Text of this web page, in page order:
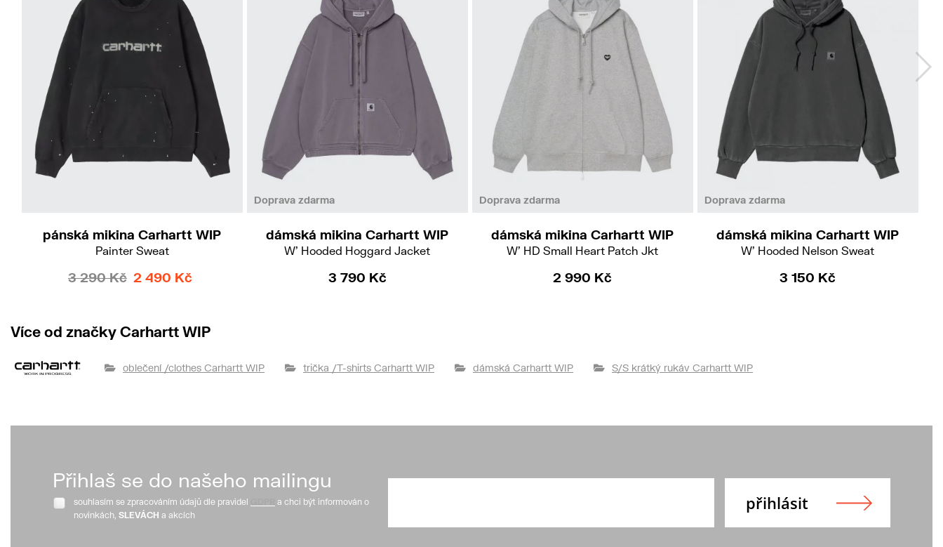
pánská mikina Carhartt WIP
Painter Sweat
3 290 Kč 2 490 Kč
Doprava zdarma
dámská mikina Carhartt WIP
W' Hooded Hoggard Jacket
3 790 Kč
Doprava zdarmaXS
dámská mikina Carhartt WIP
W' HD Small Heart Patch Jkt
2 990 Kč
Doprava zdarmaXS
dámská mikina Carhartt WIP
W' Hooded Nelson Sweat
3 150 Kč
Více od značky Carhartt WIP
oblečení /clothes Carhartt WIP trička /T-shirts Carhartt WIP dámská Carhartt WIP S/S krátký rukáv Carhartt WIP
Přihlaš se do našeho mailingu
souhlasím se zpracováním údajů dle pravidel
a chci být informován o
novinkách, SLEVÁCH a akcích